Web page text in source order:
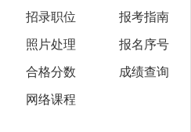
招录职位 报考指南
照片处理 报名序号
合格分数 成绩查询
网络课程